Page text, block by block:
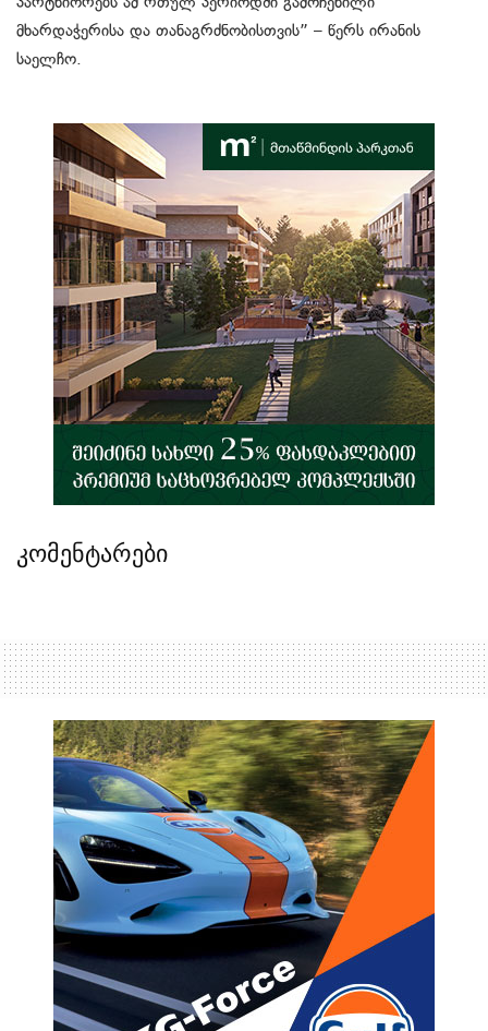
მხარდაჭერისა და თანაგრძნობისთვის” – წერს ირანის
საელჩო.
კომენტარები